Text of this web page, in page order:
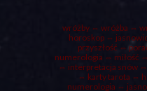
wróżby ⇔ wróżba ⇔
horoskop ⇔
przyszłość ⇔
numerologia ⇔ miłość
⇔ interpretacja snów
⇔ karty tarota ⇔
numerologia ⇔